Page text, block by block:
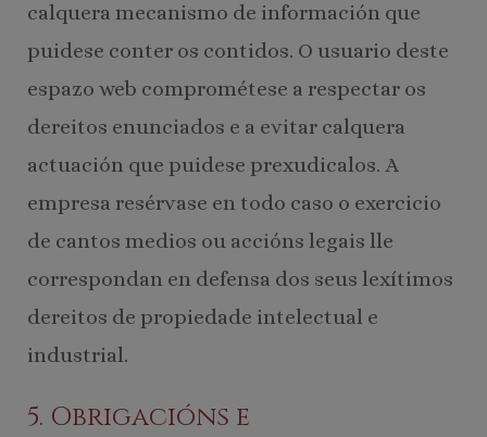
calquera mecanismo de información que
puidese conter os contidos. O usuario deste
espazo web comprométese a respectar os
dereitos enunciados e a evitar calquera
actuación que puidese prexudicalos. A
empresa resérvase en todo caso o exercicio
de cantos medios ou accións legais lle
correspondan en defensa dos seus lexítimos
dereitos de propiedade intelectual e
industrial.
5. Obrigacións e